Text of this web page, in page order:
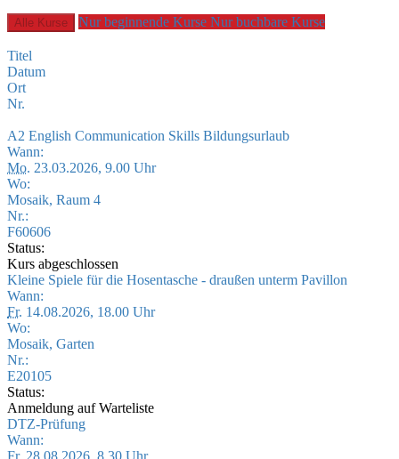
Alle Kurse Nur beginnende Kurse Nur buchbare Kurse
Titel
Datum
Ort
Nr.
A2 English Communication Skills Bildungsurlaub
Wann:
Mo. 23.03.2026, 9.00 Uhr
Wo:
Mosaik, Raum 4
Nr.:
F60606
Status:
Kurs abgeschlossen
Kleine Spiele für die Hosentasche - draußen unterm Pavillon
Wann:
Fr. 14.08.2026, 18.00 Uhr
Wo:
Mosaik, Garten
Nr.:
E20105
Status:
Anmeldung auf Warteliste
DTZ-Prüfung
Wann: